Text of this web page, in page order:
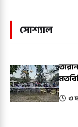
সোশ্যাল
৩